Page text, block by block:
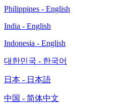
Philippines - English
India - English
Indonesia - English
대한민국 - 한국어
日本 - 日本語
中国 - 简体中文